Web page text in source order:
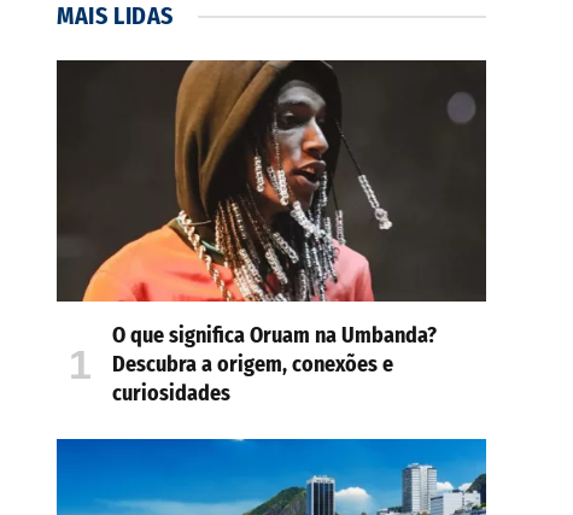
MAIS LIDAS
O que significa Oruam na Umbanda?
Descubra a origem, conexões e
curiosidades